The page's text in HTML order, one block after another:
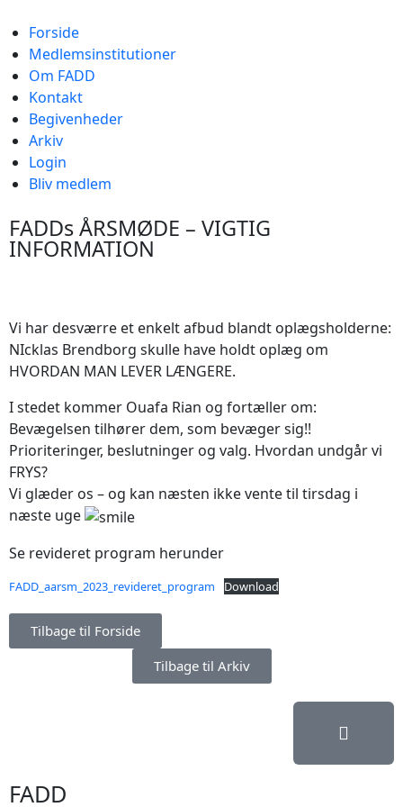
Forside
Medlemsinstitutioner
Om FADD
Kontakt
Begivenheder
Arkiv
Login
Bliv medlem
FADDs ÅRSMØDE – VIGTIG
INFORMATION
Vi har desværre et enkelt afbud blandt oplægsholderne:
NIcklas Brendborg skulle have holdt oplæg om
HVORDAN MAN LEVER LÆNGERE.
I stedet kommer Ouafa Rian og fortæller om:
Bevægelsen tilhører dem, som bevæger sig!!
Prioriteringer, beslutninger og valg. Hvordan undgår vi
FRYS?
Vi glæder os – og kan næsten ikke vente til tirsdag i
næste uge
Se revideret program herunder
FADD_aarsm_2023_revideret_program Download
Tilbage til Forside
Tilbage til Arkiv
FADD